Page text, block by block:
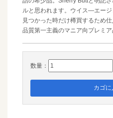
ルと思われます。ウイス―エー
見つかった時だけ樽買するため
品質第一主義のマニア向プレミア
数量：